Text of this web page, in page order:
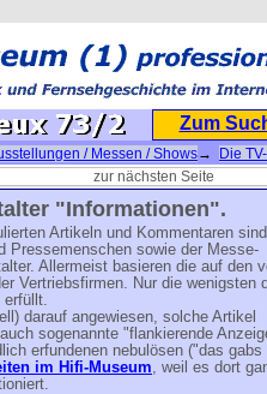
Zum
/ Messen / Shows→
Die TV-
zur nächsten Seite
"Informationen".
Artikeln und Kommentaren
Pressemenschen sowie der Messe-
Allermeist basieren die auf den
Vertriebsfirmen. Nur die wenigsten
erfüllt.
darauf angewiesen, solche Artikel
sogenannte "flankierende
erfundenen nebulösen ("das gabs
im Hifi-Museum, weil es dort